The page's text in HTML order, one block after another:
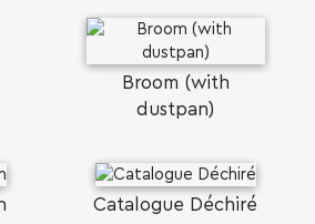
Broom (with
dustpan)
Catalogue Déchiré